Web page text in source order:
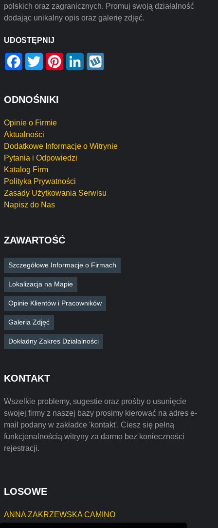
polskich oraz zagranicznych. Promuj swoją działalność
dodając unikalny opis oraz galerię zdjęć.
UDOSTĘPNIJ
Facebook
Twitter PinterestLinkedIn
ODNOŚNIKI
Opinie o Firmie
Aktualności
Dodatkowe Informacje o Witrynie
Pytania i Odpowiedzi
Katalog Firm
Polityka Prywatności
Zasady Użytkowania Serwisu
Napisz do Nas
ZAWARTOŚĆ
Szczegółowe Informacje o Firmach
Lokalizacja na Mapie
Opinie Klientów i Pracowników
Galeria Zdjęć
Dokładny Zakres Działalności
KONTAKT
Wszelkie problemy, sugestie oraz prośby o usunięcie
swojej firmy z naszej bazy prosimy kierować na adres e-
mail podany w zakładce 'kontakt'. Ciesz się pełną
funkcjonalnością witryny za darmo bez konieczności
rejestracji.
LOSOWE
ANNA ZAKRZEWSKA CAMINO